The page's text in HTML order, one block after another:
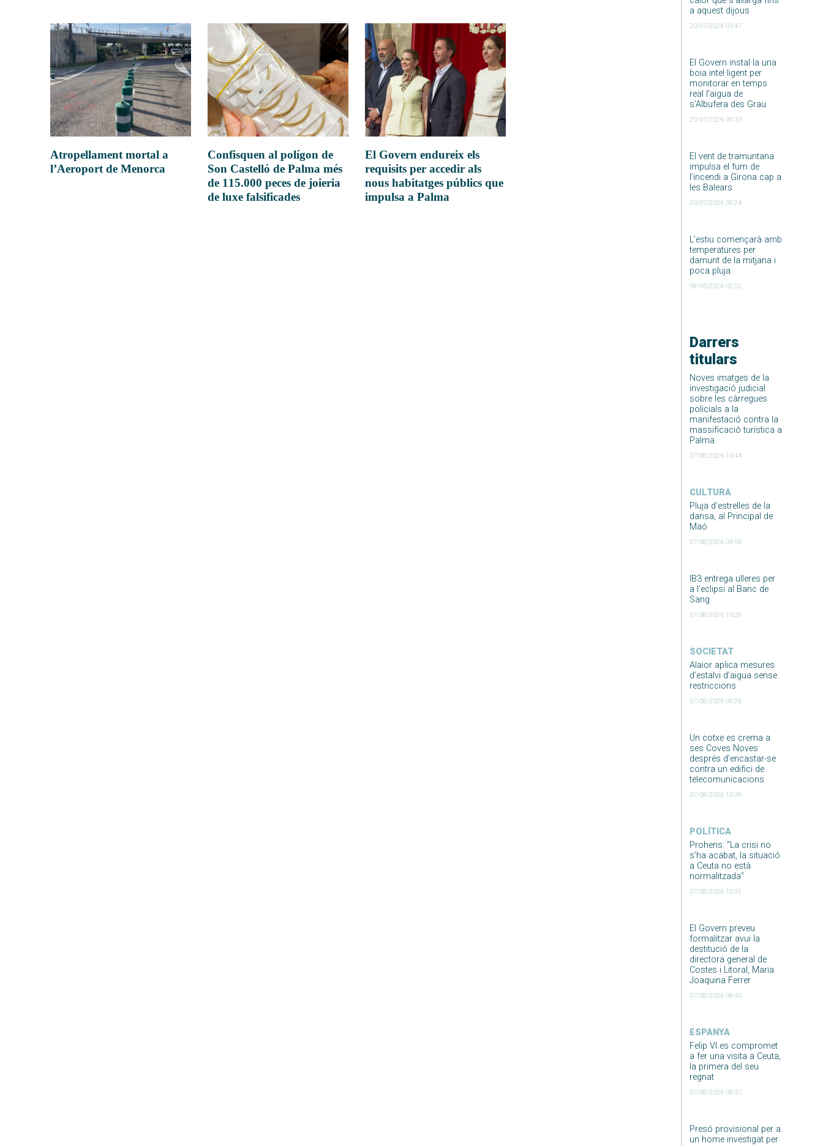
a aquest dijous
20/07/2026 03:47
El Govern instal·la una
boia intel·ligent per
monitorar en temps
real l’aigua de
s’Albufera des Grau
20/07/2026 09:33
El vent de tramuntana
impulsa el fum de
l’incendi a Girona cap a
les Balears
03/07/2026 09:24
L’estiu començarà amb
temperatures per
damunt de la mitjana i
poca pluja
09/06/2026 02:52
Darrers
titulars
Noves imatges de la
investigació judicial
sobre les càrregues
policials a la
manifestació contra la
massificació turística a
Palma
07/08/2026 10:44
CULTURA
Pluja d’estrelles de la
dansa, al Principal de
Maó
07/08/2026 09:59
IB3 entrega ulleres per
a l’eclipsi al Banc de
Sang
07/08/2026 10:28
SOCIETAT
Alaior aplica mesures
d’estalvi d’aigua sense
restriccions
07/08/2026 09:26
Un cotxe es crema a
ses Coves Noves
després d’encastar-se
contra un edifici de
telecomunicacions
07/08/2026 10:36
POLÍTICA
Prohens: “La crisi no
s’ha acabat, la situació
a Ceuta no està
normalitzada”
07/08/2026 10:31
El Govern preveu
formalitzar avui la
destitució de la
directora general de
Costes i Litoral, Maria
Joaquina Ferrer
07/08/2026 09:45
ESPANYA
Felip VI es compromet
a fer una visita a Ceuta,
la primera del seu
regnat
07/08/2026 09:37
Presó provisional per a
un home investigat per
Atropellament mortal a
l’Aeroport de Menorca
Confisquen al polígon de
Son Castelló de Palma més
de 115.000 peces de joieria
de luxe falsificades
El Govern endureix els
requisits per accedir als
nous habitatges públics que
impulsa a Palma